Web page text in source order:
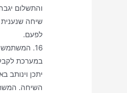
והתשלום
שיחה
לפעם.
16.
במערכת
יתכן וינותב